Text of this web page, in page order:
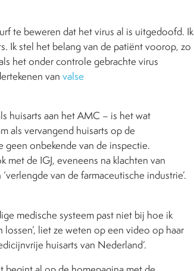
te beweren dat het virus al is uitgedoofd. Ik
Ik stel het belang van de patiënt voorop, zo
het onder controle gebrachte virus
van valse
huisarts aan het AMC – is het wat
als vervangend huisarts op de
geen onbekende van de inspectie.
met de IGJ, eveneens na klachten van
van de farmaceutische industrie’.
medische systeem past niet bij hoe ik
liet ze weten op een video op haar
huisarts van Nederland’.